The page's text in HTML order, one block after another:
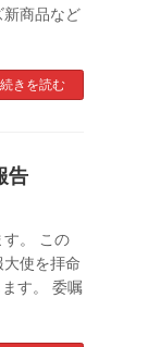
新商品など
続きを読む
告
す。 この
使を拝命
す。 委嘱